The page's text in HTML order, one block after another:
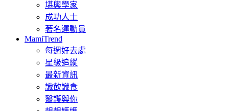
堪輿學家
成功人士
著名運動員
MamiTrend
每週好去處
星級追縱
最新資訊
識飲識食
醫護與你